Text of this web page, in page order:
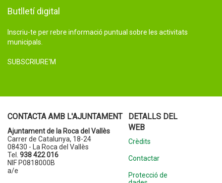
Butlletí digital
Inscriu-te per rebre informació puntual sobre les activitats
municipals.
SUBSCRIURE'M
CONTACTA AMB L'AJUNTAMENT
Ajuntament de la Roca del Vallès
Carrer de Catalunya, 18-24
08430 - La Roca del Vallès
Tel. 938 422 016
NIF P0818000B
a/e
DETALLS DEL
WEB
Crèdits
Contactar
Protecció de